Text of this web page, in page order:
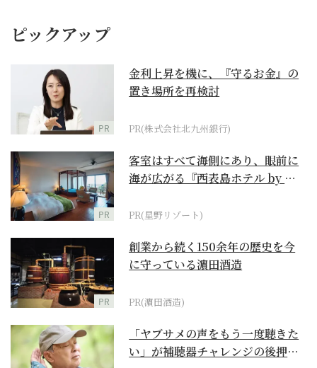
ピックアップ
PR
金利上昇を機に、『守るお金』の
置き場所を再検討
PR(株式会社北九州銀行)
PR
客室はすべて海側にあり、眼前に
海が広がる『西表島ホテル by 星
PR(星野リゾート)
PR
創業から続く150余年の歴史を今
に守っている濵田酒造
PR(濵田酒造)
「ヤブサメの声をもう一度聴きた
い」が補聴器チャレンジの後押し